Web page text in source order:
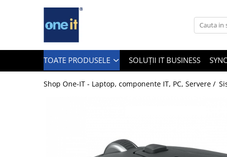
Toate Produsele
TOATE PRODUSELE SOLUȚII IT BUSINESS
Shop One-IT - Laptop, componente IT, PC, Servere /